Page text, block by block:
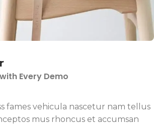
Every Demo
fames vehicula nascetur nam tellus
mus rhoncus et accumsan